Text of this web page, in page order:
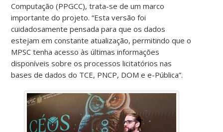
Computação (PPGCC), trata-se de um marco
importante do projeto. “Esta versão foi
cuidadosamente pensada para que os dados
estejam em constante atualização, permitindo que o
MPSC tenha acesso às últimas informações
disponíveis sobre os processos licitatórios nas
bases de dados do TCE, PNCP, DOM e e-Pública”.